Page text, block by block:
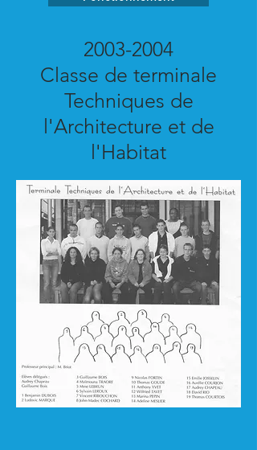
2003-2004
Classe de terminale
Techniques de
l'Architecture et de
l'Habitat